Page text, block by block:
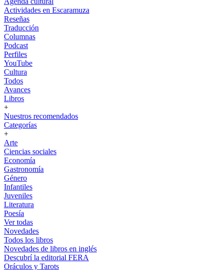
Actividades en Escaramuza
Reseñas
Traducción
Columnas
Podcast
Perfiles
YouTube
Cultura
Todos
Avances
Libros
+
Nuestros recomendados
Categorías
+
Arte
Ciencias sociales
Economía
Gastronomía
Género
Infantiles
Juveniles
Literatura
Poesía
Ver todas
Novedades
Todos los libros
Novedades de libros en inglés
Descubrí la editorial FERA
Oráculos y Tarots